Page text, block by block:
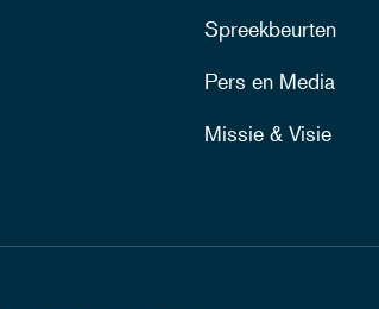
Spreekbeurten
Pers en Media
Missie & Visie